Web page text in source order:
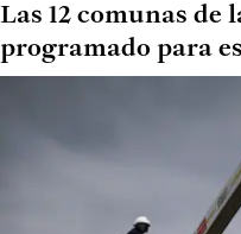
Las 12 comunas de
programado para